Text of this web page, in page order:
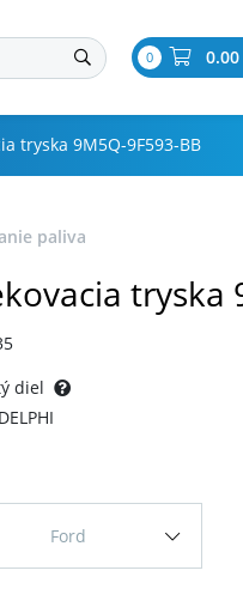
0 0.00
tryska 9M5Q-9F593-BB
paliva
tryska
diel
Ford